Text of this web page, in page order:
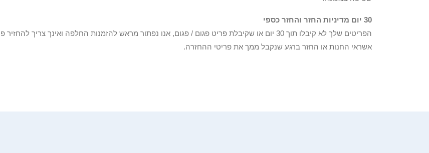
30 יום מדיניות החזר והחזר כספי
הפריטים שלך לא קיבלו תוך 30 יום או שקיבלת פריט פגום / פגום, אנו נפתור מראש להזמנות החלפה ואינך
אשראי החנות או החזר ברגע שנקבל ממך את פריטי ההחזרה.